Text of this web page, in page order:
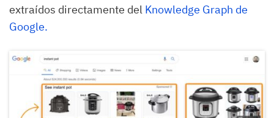
extraídos directamente del Knowledge Graph de
Google.